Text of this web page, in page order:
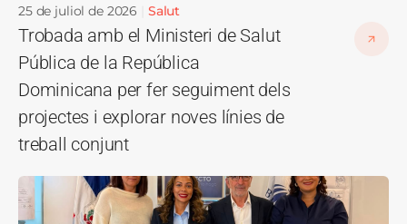
25 de juliol de 2026 Salut
Trobada amb el Ministeri de Salut
Pública de la República
Dominicana per fer seguiment dels
projectes i explorar noves línies de
treball conjunt
Imatge